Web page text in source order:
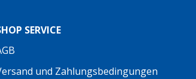
SERVICE
und Zahlungsbedingungen